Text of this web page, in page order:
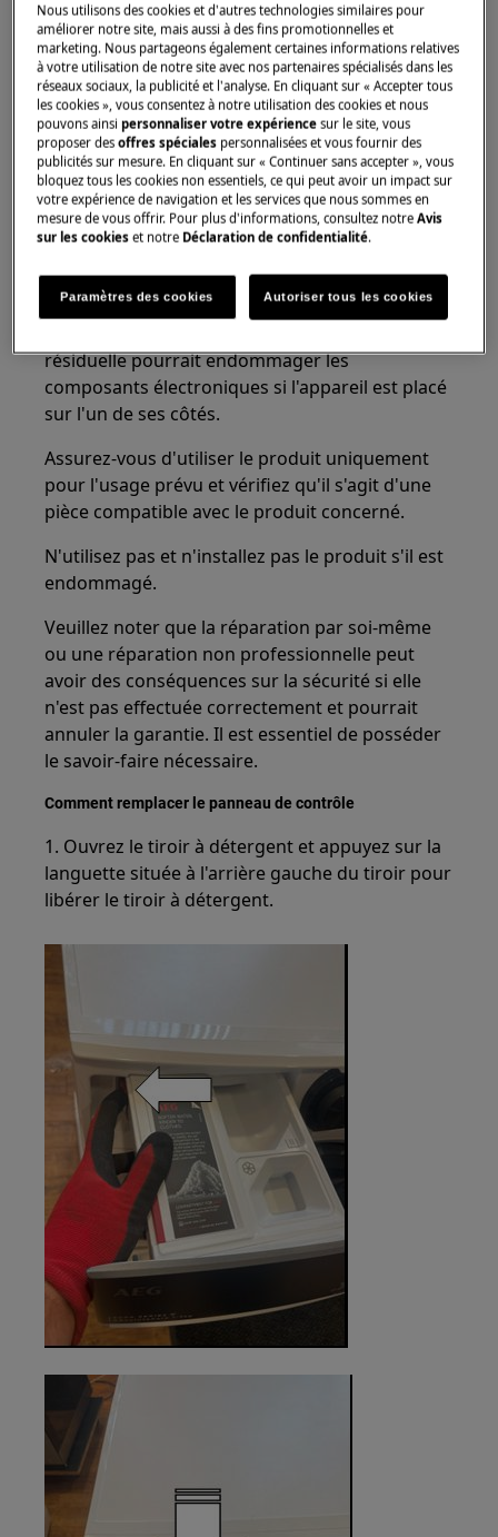
ATTENTION !RISQUE D'ÉTOUFFEMENT
Petites pièces, ne convient pas aux enfants de
moins de 3 ans. Gardez toutes les petites pièces
et l'emballage hors de portée des enfants.
Seuls les adultes devraient utiliser ou installer le
produit.
Avant toute opération de maintenance, coupez
toujours l'appareil de toute l'eau. Toute
maintenance doit être effectuée alors que
résiduelle pourrait endommager les
composants électroniques si l'appareil est placé
sur l'un de ses côtés.
Assurez-vous d'utiliser le produit uniquement
pour l'usage prévu et vérifiez qu'il s'agit d'une
pièce compatible avec le produit concerné.
N'utilisez pas et n'installez pas le produit s'il est
endommagé.
Veuillez noter que la réparation par soi-même
ou une réparation non professionnelle peut
avoir des conséquences sur la sécurité si elle
n'est pas effectuée correctement et pourrait
annuler la garantie. Il est essentiel de posséder
le savoir-faire nécessaire.
Comment remplacer le panneau de contrôle
1. Ouvrez le tiroir à détergent et appuyez sur la
languette située à l'arrière gauche du tiroir pour
libérer le tiroir à détergent.
Nous utilisons des cookies et d'autres technologies similaires pour
améliorer notre site, mais aussi à des fins promotionnelles et
marketing. Nous partageons également certaines informations relatives
à votre utilisation de notre site avec nos partenaires spécialisés dans les
réseaux sociaux, la publicité et l'analyse. En cliquant sur « Accepter tous
les cookies », vous consentez à notre utilisation des cookies et nous
pouvons ainsipersonnaliser votre expériencesur le site, vous
proposer desoffres spéciales personnalisées et vous fournir des
publicités sur mesure. En cliquant sur « Continuer sans accepter », vous
bloquez tous les cookies non essentiels, ce qui peut avoir un impact sur
votre expérience de navigation et les services que nous sommes en
mesure de vous offrir. Pour plus d'informations, consultez notreAvis
sur les cookies et notre Déclaration de confidentialité.
Paramètres des cookies Autoriser tous les cookies